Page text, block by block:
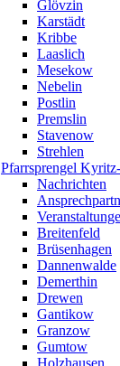
Glövzin
Karstädt
Kribbe
Laaslich
Mesekow
Nebelin
Postlin
Premslin
Stavenow
Strehlen
Pfarrsprengel
Nachrichten
Breitenfeld
Brüsenhagen
Dannenwalde
Demerthin
Drewen
Gantikow
Granzow
Gumtow
Holzhausen